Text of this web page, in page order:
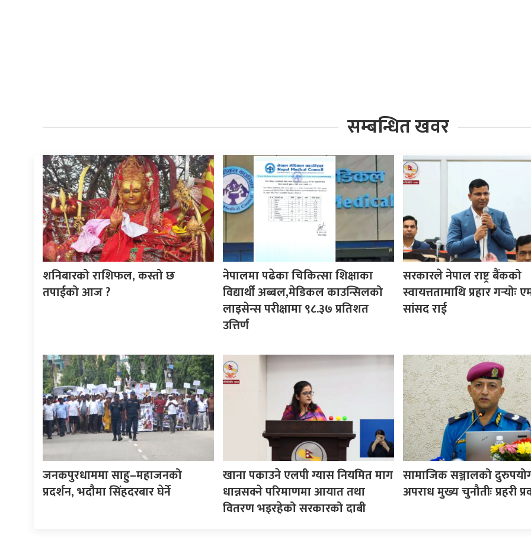
सम्बन्धित खवर
शनिबारको राशिफल, कस्तो छ
तपाईको आज ?
नेपालमा पढेका चिकित्सा शिक्षाका
विद्यार्थी अब्बल,मेडिकल काउन्सिलको
लाइसेन्स परीक्षामा ९८.३७ प्रतिशत
उत्तिर्ण
सरकारले नेपाल राष्ट्र बैंकको
स्वायत्ततामाथि प्रहार गर्‍योः
सांसद राई
जनकपुरधाममा साहु–महाजनको
प्रदर्शन, भदौमा सिंहदरबार घेर्ने
खाना पकाउने एलपी ग्यास नियमित माग
धान्नसक्ने परिमाणमा आयात तथा
वितरण भइरहेको सरकारको दाबी
सामाजिक सञ्जालको दुरुपयोग
अपराध मुख्य चुनौतीः प्रहरी